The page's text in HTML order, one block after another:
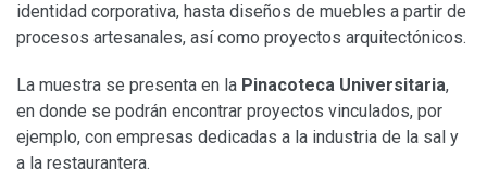
identidad corporativa, hasta diseños de muebles a partir de
procesos artesanales, así como proyectos arquitectónicos.
La muestra se presenta en la Pinacoteca Universitaria,
en donde se podrán encontrar proyectos vinculados, por
ejemplo, con empresas dedicadas a la industria de la sal y
a la restaurantera.